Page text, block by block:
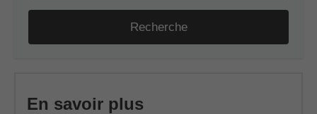
Recherche
En savoir plus